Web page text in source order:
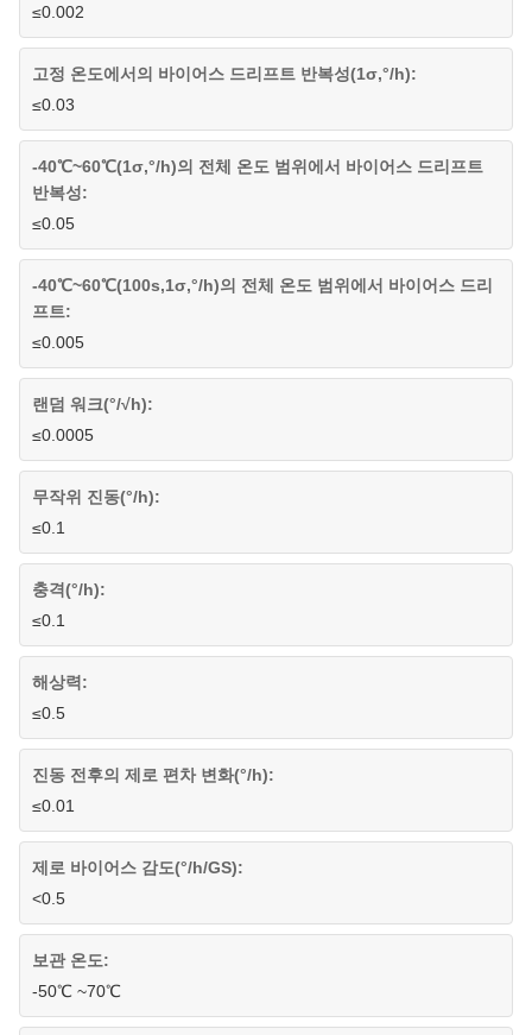
≤0.002
고정 온도에서의 바이어스 드리프트 반복성(1σ,°/h):
≤0.03
-40℃~60℃(1σ,°/h)의 전체 온도 범위에서 바이어스 드리프트
반복성:
≤0.05
-40℃~60℃(100s,1σ,°/h)의 전체 온도 범위에서 바이어스 드리
프트:
≤0.005
랜덤 워크(°/√h):
≤0.0005
무작위 진동(°/h):
≤0.1
충격(°/h):
≤0.1
해상력:
≤0.5
진동 전후의 제로 편차 변화(°/h):
≤0.01
제로 바이어스 감도(°/h/GS):
<0.5
보관 온도:
-50℃ ~70℃